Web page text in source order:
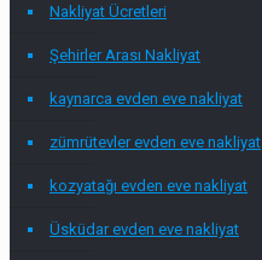
Nakliyat Ücretleri
Şehirler Arası Nakliyat
kaynarca evden eve nakliyat
zümrütevler evden eve nakliyat
kozyatağı evden eve nakliyat
Üsküdar evden eve nakliyat